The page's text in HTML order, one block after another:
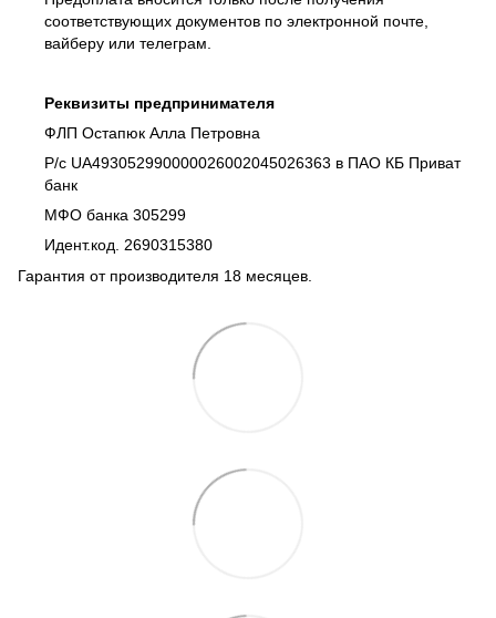
соответствующих документов по электронной почте,
вайберу или телеграм.
Реквизиты предпринимателя
ФЛП Остапюк Алла Петровна
Р/с UA493052990000026002045026363 в ПАО КБ Приват
банк
МФО банка 305299
Идент.код. 2690315380
Гарантия от производителя 18 месяцев.